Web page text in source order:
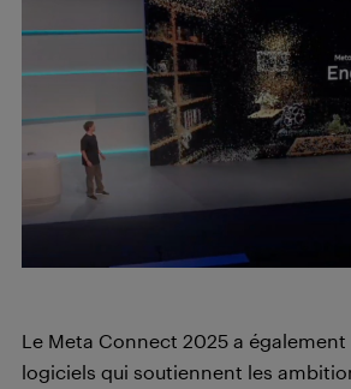
Le Meta Connect 2025 a également
logiciels qui soutiennent les